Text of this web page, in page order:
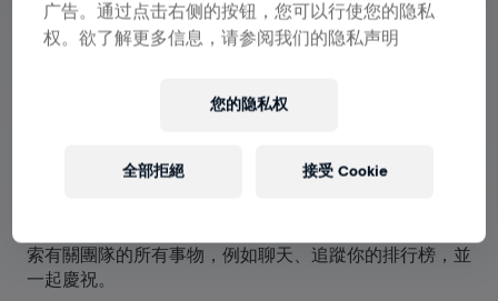
索有關團隊的所有事物，例如聊天、追蹤你的排行榜，並
一起慶祝。
广告。通过点击右侧的按钮，您可以行使您的隐私
权。欲了解更多信息，请参阅我们的隐私声明
您的隐私权
全部拒絕 接受 Cookie